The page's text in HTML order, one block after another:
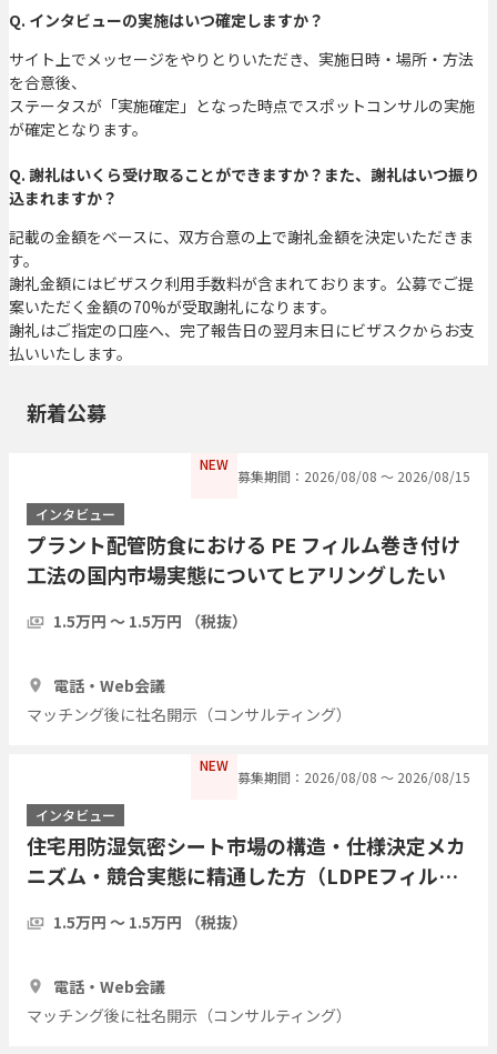
Q. インタビューの実施はいつ確定しますか？
サイト上でメッセージをやりとりいただき、実施日時・場所・方法
を合意後、
ステータスが「実施確定」となった時点でスポットコンサルの実施
が確定となります。
Q. 謝礼はいくら受け取ることができますか？また、謝礼はいつ振り
込まれますか？
記載の金額をベースに、双方合意の上で謝礼金額を決定いただきま
す。
謝礼金額にはビザスク利用手数料が含まれております。公募でご提
案いただく金額の70%が受取謝礼になります。
謝礼はご指定の口座へ、完了報告日の翌月末日にビザスクからお支
払いいたします。
新着公募
NEW
募集期間：2026/08/08 〜 2026/08/15
インタビュー
プラント配管防食における PE フィルム巻き付け
工法の国内市場実態についてヒアリングしたい
1.5万円 〜 1.5万円 （税抜）
電話・Web会議
マッチング後に社名開示（コンサルティング）
NEW
募集期間：2026/08/08 〜 2026/08/15
インタビュー
住宅用防湿気密シート市場の構造・仕様決定メカ
ニズム・競合実態に精通した方（LDPEフィル
グしたい
1.5万円 〜 1.5万円 （税抜）
電話・Web会議
マッチング後に社名開示（コンサルティング）